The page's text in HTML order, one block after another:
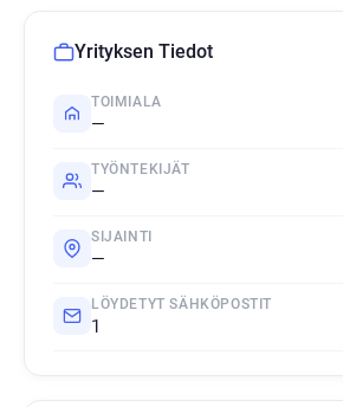
Yrityksen Tiedot
TOIMIALA
—
TYÖNTEKIJÄT
—
SIJAINTI
—
LÖYDETYT SÄHKÖPOSTIT
1